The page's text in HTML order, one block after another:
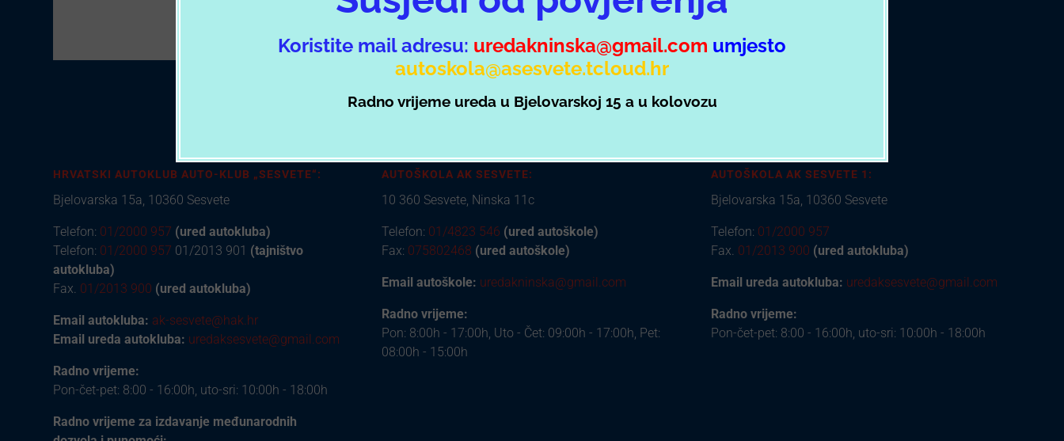
POŠALJI PORUKU
HRVATSKI AUTOKLUB AUTO-KLUB „SESVETE“:
Bjelovarska 15a, 10360 Sesvete
Telefon: 01/2000 957 (ured autokluba)
Telefon: 01/2000 957 01/2013 901 (tajništvo
autokluba)
Fax. 01/2013 900 (ured autokluba)
Email autokluba: ak-sesvete@hak.hr
Email ureda autokluba: uredaksesvete@gmail.com
Radno vrijeme:
Pon-čet-pet: 8:00 - 16:00h, uto-sri: 10:00h - 18:00h
Radno vrijeme za izdavanje međunarodnih
AUTOŠKOLA AK SESVETE:
10 360 Sesvete, Ninska 11c
Telefon: 01/4823 546 (ured autoškole)
Fax: 075802468 (ured autoškole)
Email autoškole: uredakninska@gmail.com
Radno vrijeme:
Pon: 8:00h - 17:00h, Uto - Čet: 09:00h - 17:00h, Pet:
08:00h - 15:00h
AUTOŠKOLA AK SESVETE 1:
Bjelovarska 15a, 10360 Sesvete
Telefon: 01/2000 957
Fax. 01/2013 900 (ured autokluba)
Email ureda autokluba: uredaksesvete@gmail.com
Radno vrijeme:
Pon-čet-pet: 8:00 - 16:00h, uto-sri: 10:00h - 18:00h
Koristite mail adresu: uredakninska@gmail.com umjesto
autoskola@asesvete.tcloud.hr
Radno vrijeme ureda u Bjelovarskoj 15 a u kolovozu